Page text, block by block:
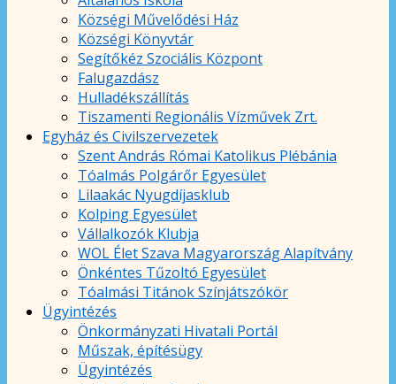
Községi Művelődési Ház
Községi Könyvtár
Segítőkéz Szociális Központ
Falugazdász
Hulladékszállítás
Tiszamenti Regionális Vízművek Zrt.
Egyház és Civilszervezetek
Szent András Római Katolikus Plébánia
Tóalmás Polgárőr Egyesület
Lilaakác Nyugdíjasklub
Kolping Egyesület
Vállalkozók Klubja
WOL Élet Szava Magyarország Alapítvány
Önkéntes Tűzoltó Egyesület
Tóalmási Titánok Színjátszókör
Ügyintézés
Önkormányzati Hivatali Portál
Műszak, építésügy
Ügyintézés